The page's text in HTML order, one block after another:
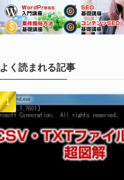
よく読まれる記事